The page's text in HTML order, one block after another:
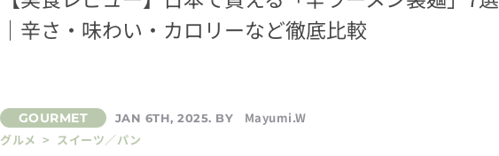
｜辛さ・味わい・カロリーなど徹底比較
JAN 6TH, 2025. BY
Mayumi.W
グルメ > スイーツ／パン